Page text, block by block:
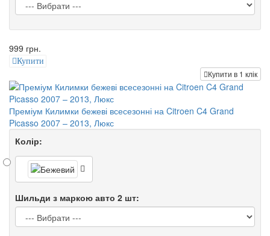
999 грн.
Купити
Купити в 1 клік
Преміум Килимки бежеві всесезонні на Citroen C4 Grand
Picasso 2007 – 2013, Люкс
Колір:
Шильди з маркою авто 2 шт: